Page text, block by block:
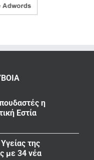
η
Εστία
της
με 34 νέα